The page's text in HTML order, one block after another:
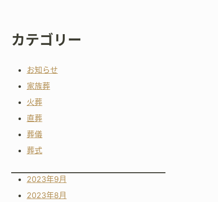
カテゴリー
お知らせ
家族葬
火葬
直葬
葬儀
葬式
2023年9月
2023年8月